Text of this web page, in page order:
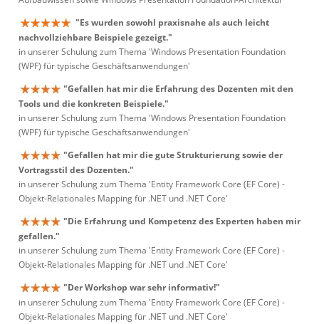
"Es wurden sowohl praxisnahe als auch leicht
nachvollziehbare Beispiele gezeigt."
in unserer Schulung zum Thema 'Windows Presentation Foundation
(WPF) für typische Geschäftsanwendungen'
"Gefallen hat mir die Erfahrung des Dozenten mit den
Tools und die konkreten Beispiele."
in unserer Schulung zum Thema 'Windows Presentation Foundation
(WPF) für typische Geschäftsanwendungen'
"Gefallen hat mir die gute Strukturierung sowie der
Vortragsstil des Dozenten."
in unserer Schulung zum Thema 'Entity Framework Core (EF Core) -
Objekt-Relationales Mapping für .NET und .NET Core'
"Die Erfahrung und Kompetenz des Experten haben mir
gefallen."
in unserer Schulung zum Thema 'Entity Framework Core (EF Core) -
Objekt-Relationales Mapping für .NET und .NET Core'
"Der Workshop war sehr informativ!"
in unserer Schulung zum Thema 'Entity Framework Core (EF Core) -
Objekt-Relationales Mapping für .NET und .NET Core'